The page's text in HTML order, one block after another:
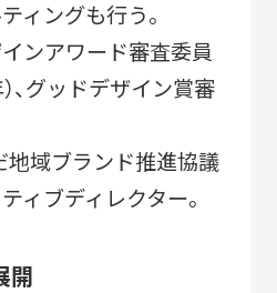
ィングも行う。
ンアワード審査委員
、グッドデザイン賞審
域ブランド推進協議
ィブディレクター。
開